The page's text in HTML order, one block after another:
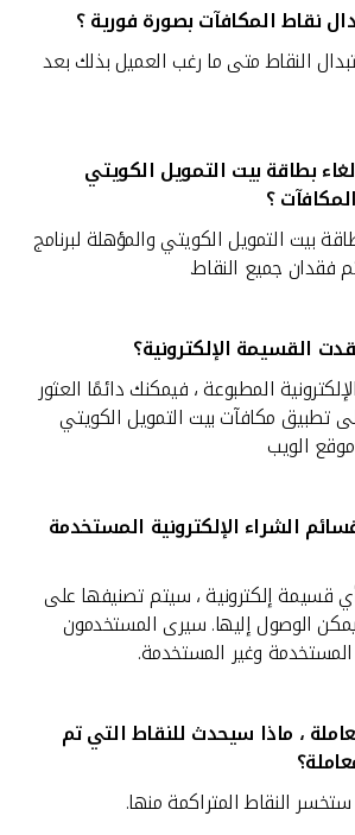
نقاط المكافآت بصورة فورية؟
النقاط متى ما رغب العميل بذلك بعد
بطاقة بيت التمويل الكويتي
؟
بيت التمويل الكويتي والمؤهلة لبرنامج
جميع النقاط.
القسيمة الإلكترونية؟
المطبوعة ، فيمكنك دائمًا العثور
تطبيق مكافآت بيت التمويل الكويتي
الويب
الشراء الإلكترونية المستخدمة
قسيمة إلكترونية ، سيتم تصنيفها على
الوصول إليها. سيرى المستخدمون
المستخدمة وغير المستخدمة.
، ماذا سيحدث للنقاط التي تم
ستخسر النقاط المتراكمة منها.